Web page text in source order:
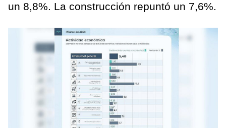
un 8,8%. La construcción repuntó un 7,6%.